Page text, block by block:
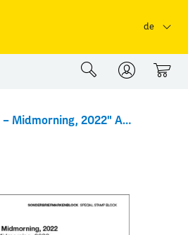
de
0
"Rudi Molacek – Midmorning, 2022" Abhandlung